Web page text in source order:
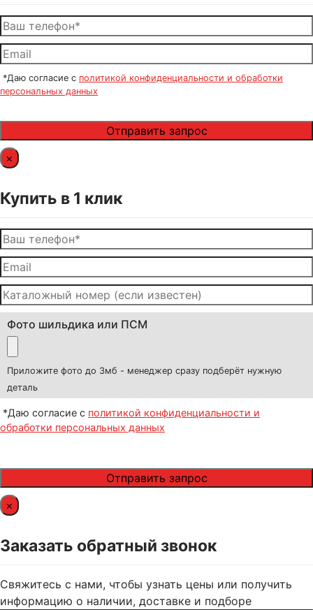
*Даю согласие с политикой конфиденциальности и обработки
персональных данных
×
Купить в 1 клик
Фото шильдика или ПСМ
Приложите фото до 3мб - менеджер сразу подберёт нужную
деталь
*Даю согласие с политикой конфиденциальности и
обработки персональных данных
×
Заказать обратный звонок
Свяжитесь с нами, чтобы узнать цены или получить
информацию о наличии, доставке и подборе